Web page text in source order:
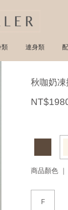
類 連身類
秋咖奶
商品顏色 ｜
F